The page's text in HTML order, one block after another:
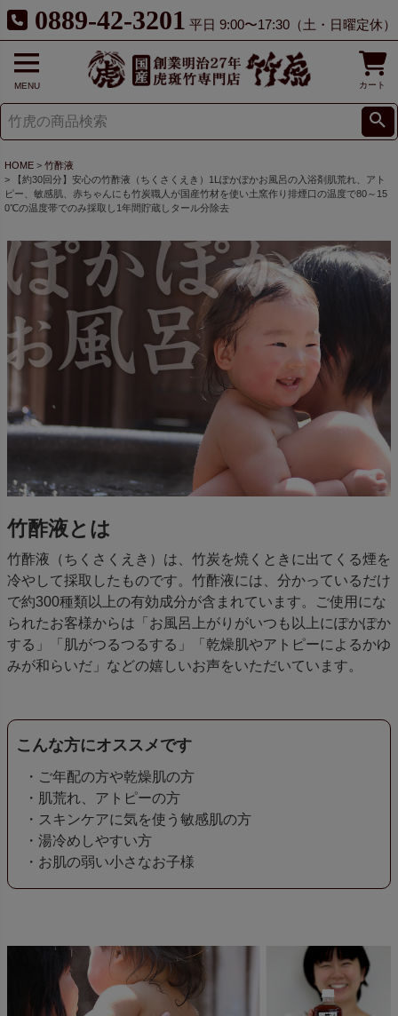
0889-42-3201 平日 9:00〜17:30（土・日曜定休）
MENU カート
HOME
竹酢液
【約30回分】安心の竹酢液（ちくさくえき）1Lぽかぽかお風呂の入浴剤肌荒れ、アト
ピー、敏感肌、赤ちゃんにも竹炭職人が国産竹材を使い土窯作り排煙口の温度で80～15
0℃の温度帯でのみ採取し1年間貯蔵しタール分除去
竹酢液とは
竹酢液（ちくさくえき）は、竹炭を焼くときに出てくる煙を
冷やして採取したものです。竹酢液には、分かっているだけ
で約300種類以上の有効成分が含まれています。ご使用にな
られたお客様からは「お風呂上がりがいつも以上にぽかぽか
する」「肌がつるつるする」「乾燥肌やアトピーによるかゆ
みが和らいだ」などの嬉しいお声をいただいています。
こんな方にオススメです
・ご年配の方や乾燥肌の方
・肌荒れ、アトピーの方
・スキンケアに気を使う敏感肌の方
・湯冷めしやすい方
・お肌の弱い小さなお子様